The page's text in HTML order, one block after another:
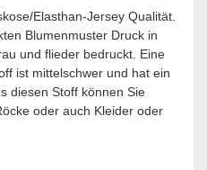
Elasthan-Jersey Qualität.
Blumenmuster Druck in
und flieder bedruckt. Eine
ist mittelschwer und hat ein
diesen Stoff können Sie
oder auch Kleider oder